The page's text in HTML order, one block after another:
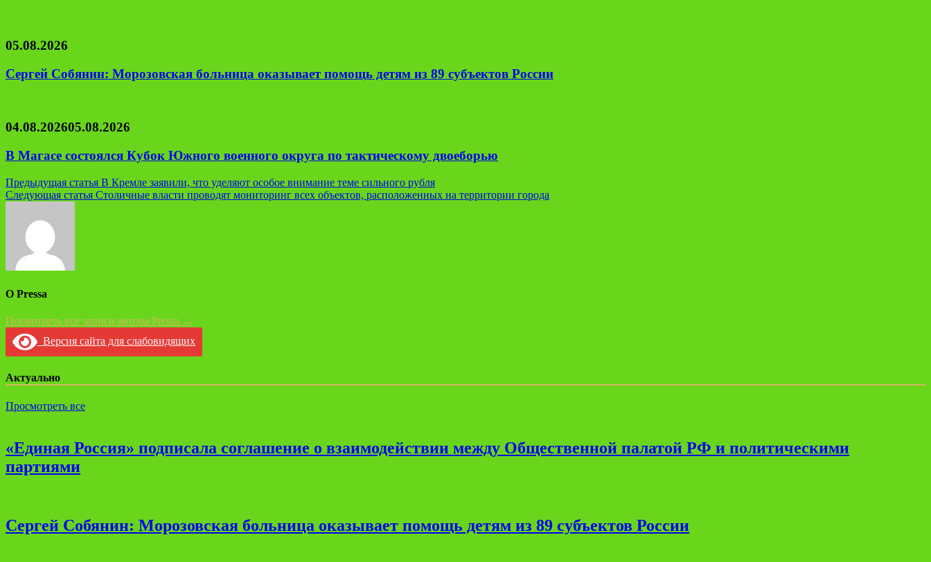
05.08.2026
Сергей Собянин: Морозовская больница оказывает помощь детям из 89 субъектов России
04.08.202605.08.2026
В Магасе состоялся Кубок Южного военного округа по тактическому двоеборью
Навигация
по
записям
Предыдущая статья В Кремле заявили, что уделяют особое внимание теме сильного рубля
Следующая статья Столичные власти проводят мониторинг всех объектов, расположенных на территории города
О Pressa
Посмотреть все записи автора Pressa →
Версия сайта для слабовидящих
Актуально
Просмотреть все
«Единая Россия» подписала соглашение о взаимодействии между Общественной палатой РФ и политическими
партиями
Сергей Собянин: Морозовская больница оказывает помощь детям из 89 субъектов России